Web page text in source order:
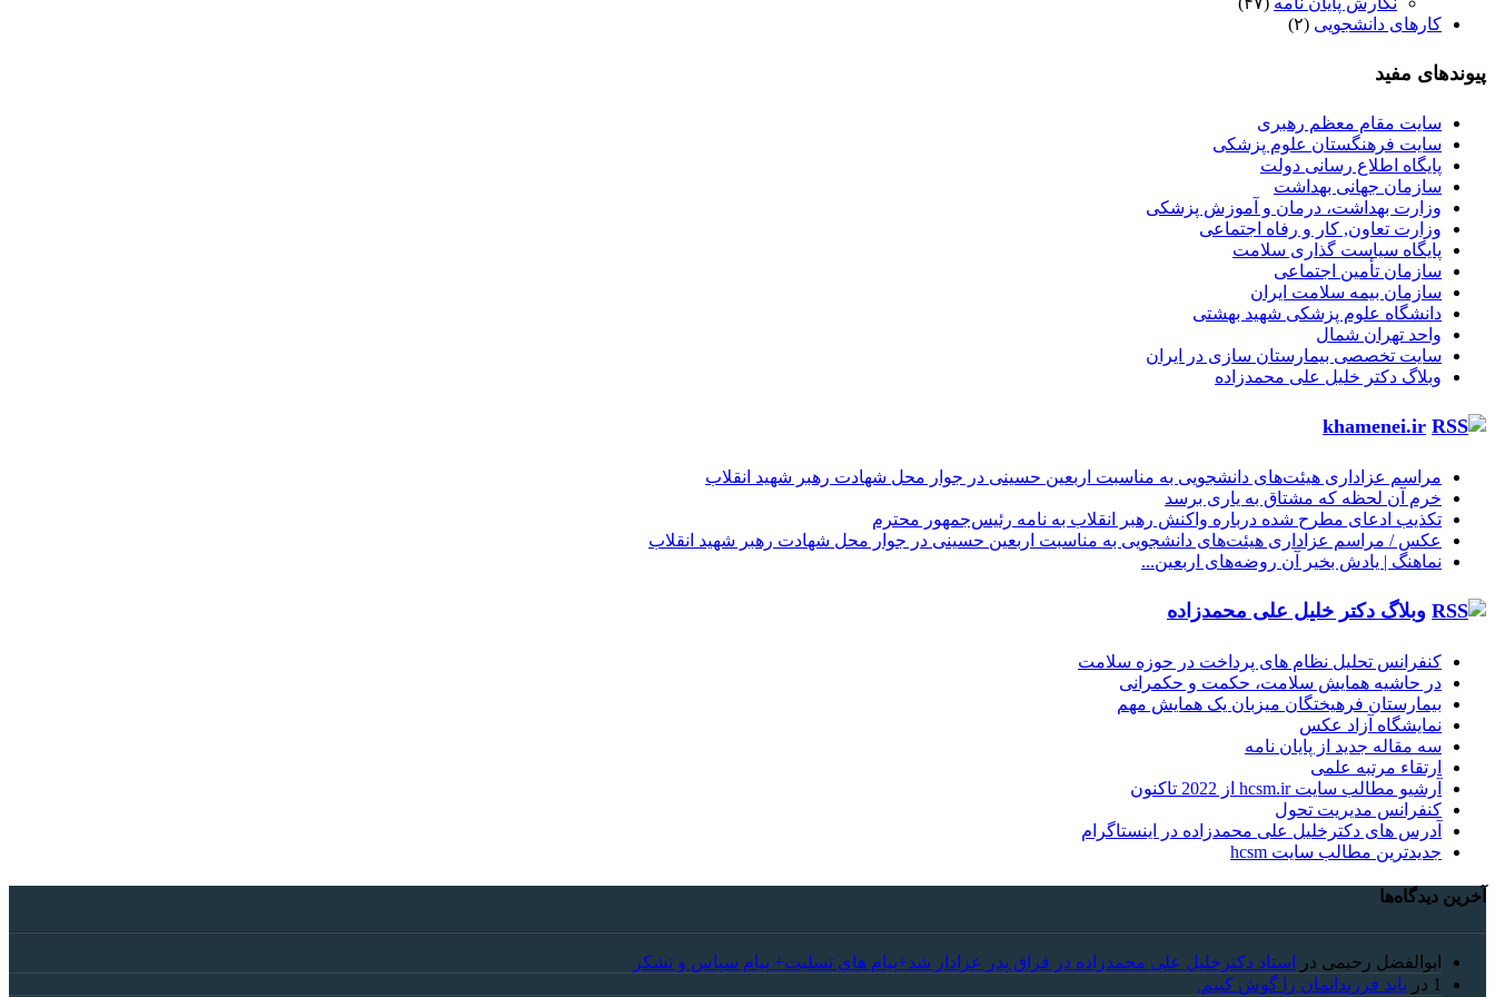
کارهای دانشجویی (۲)
پیوندهای مفید
سایت مقام معظم رهبری
سایت فرهنگستان علوم پزشکی
پایگاه اطلاع رسانی دولت
سازمان جهانی بهداشت
وزارت بهداشت، درمان و آموزش پزشکی
وزارت تعاون, کار و رفاه اجتماعی
پایگاه سیاست گذاری سلامت
سازمان تأمین اجتماعی
سازمان بیمه سلامت ایران
دانشگاه علوم پزشکی شهید بهشتی
واحد تهران شمال
سایت تخصصی بیمارستان سازی در ایران
وبلاگ دکتر خلیل علی محمدزاده
khamenei.ir
مراسم عزاداری هیئت‌های دانشجویی به مناسبت اربعین حسینی در جوار محل شهادت رهبر شهید انقلاب
خرم آن لحظه که مشتاق به یاری برسد
تکذیب ادعای مطرح شده درباره واکنش رهبر انقلاب به نامه رئیس‌جمهور محترم
عکس / مراسم عزاداری هیئت‌های دانشجویی به مناسبت اربعین حسینی در جوار محل شهادت رهبر شهید انقلاب
نماهنگ |‌ یادش بخیر آن روضه‌های اربعین...
وبلاگ دکتر خلیل علی محمدزاده
کنفرانس تحلیل نظام های پرداخت در حوزه سلامت
در حاشیه همایش سلامت، حکمت و حکمرانی
بیمارستان فرهیختگان میزبان یک همایش مهم
نمایشگاه آزاد عکس
سه مقاله جدید از پایان نامه
ارتقاء مرتبه علمی
آرشیو مطالب سایت hcsm.ir از 2022 تاکنون
کنفرانس مدیریت تحول
آدرس های دکترخلیل علی محمدزاده در اینستاگرام
جدیدترین مطالب سایت hcsm
آخرین دیدگاه‌ها
ابوالفضل رحیمی در
استاد دکترخلیل علی محمدزاده در فراق پدر عزادار شد+پیام های تسلیت+ پیام سپاس و تشکر
1 در باید فرزندانمان را گوش کنیم.